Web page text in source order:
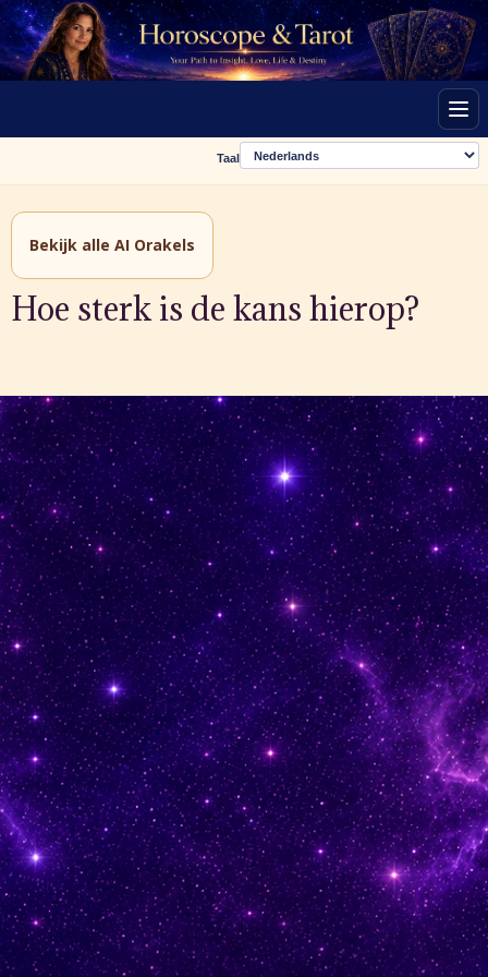
Taal
Bekijk alle AI Orakels
Hoe sterk is de kans hierop?